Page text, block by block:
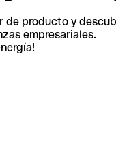
de producto y
empresariales.